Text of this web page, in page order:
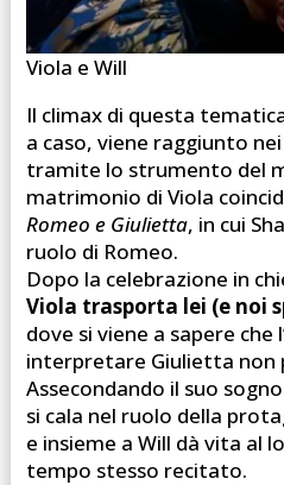
Viola e Will
Il climax di questa
a caso, viene raggiunto
tramite lo strumento del
matrimonio di Viola
Romeo e Giulietta, in cui
ruolo di Romeo.
Dopo la celebrazione in
Viola trasporta lei (e noi
dove si viene a sapere
interpretare Giulietta non
Assecondando il suo
si cala nel ruolo della
e insieme a Will dà vita al
tempo stesso recitato.